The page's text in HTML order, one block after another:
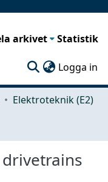
arkivet Statistik
Logga in
Elektroteknik (E2)